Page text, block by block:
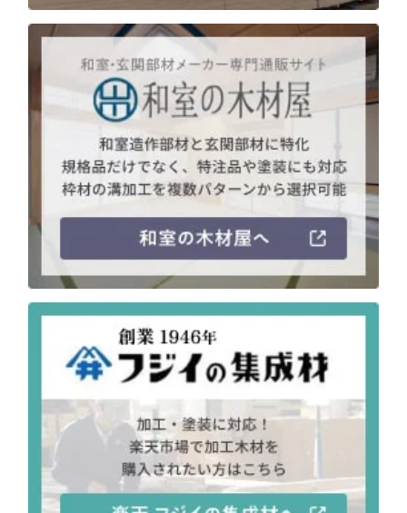
白ポリ
変更・キャンセル・返品・交換について
納期・配送について
送料について
お支払いについて
注意事項とよくある質問
テーブル・机 オーディオ関連
造作材・枠材 階段
プレート・表札 子ども・孫のためのDIY
新生活 アイディア作品・クラフト
フォトコンテスト その他
会社情報
会社概要 新着情報
©2025 mokuzaikako.com All Rights Reserved.